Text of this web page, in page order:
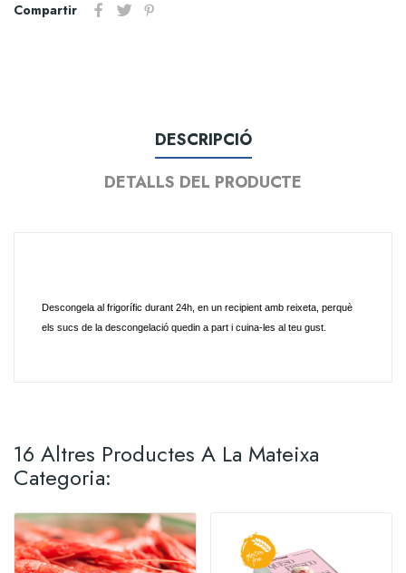
Compartir
DESCRIPCIÓ
DETALLS DEL PRODUCTE
Descongela al frigorífic durant 24h, en un recipient amb reixeta, perquè
els sucs de la descongelació quedin a part i cuina-les al teu gust.
16 Altres Productes A La Mateixa
Categoria: